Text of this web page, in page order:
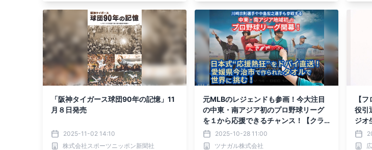
「阪神タイガース球団90年の記憶」11
月８日発売
2025-11-02 14:10
株式会社スポーツニッポン新聞社
元MLBのレジェンドも参画！今大注目
の中東・南アジア初のプロ野球リーグ
を１から応援できるチャンス！【クラ
ウドファンディング開始のお知らせ】
2025-10-28 11:00
ツナガル株式会社
【
役引
ジオ